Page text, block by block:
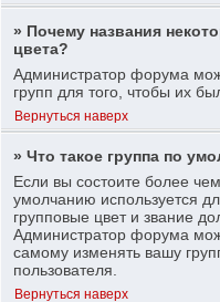
» Почему названия
цвета?
Администратор форума
групп для того, чтобы их
Вернуться наверх
» Что такое группа по
Если вы состоите более
умолчанию используется
групповые цвет и звание
Администратор форума
самому изменять вашу
пользователя.
Вернуться наверх